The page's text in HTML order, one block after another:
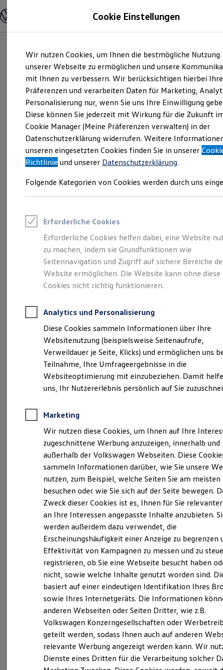
Hauptinhalt
springen
Footer
springen
Modelle und Konfigurator
Modelle vergleichen
Elektroautos
ENERGY Sondermodelle
Nutzfahrzeuge
SUV und CUV
Familienautos
Kombis
Kompaktwagen
Sportwagen
Schnell verfügbare Fahrzeuge
Angebote und Produkte
Aktuelle Angebote
E-Auto-Förderung
Volkswagen Marktplatz
Junge Gebrauchtwagen und Gebrauchtwagen
Saisonangebote
Leasing
Leasing-Angebote
Gebrauchtwagen Leasing
Junge Gebrauchtwagen-Leasing
Elektroauto Leasing
Kleinwagen-Leasing
Leasing ohne Anzahlung
Autokredit mit Schlussrate
Versicherungen und Garantien
Kfz-Versicherung
Restschuldversicherungen
Garantien
Wartungsverträge
Geschäftskunden
Professional Class bei Volkswagen
Großkunden
Behörden
Anpfiff zum Gewinn
Elektroautos
ID. Tutorials
Elektrofahrzeugkonzepte
Reichweite
Reichweite der ID. Modelle
Reichweite im Winter
Laden
Laden unterwegs
Laden Zuhause
Ladezeitensimulator
Batterie
Sicherheit
Garantie und Lebensdauer
Nachhaltigkeit
Technologie
Kosten und Kauf
Verbrauchskosten
Kaufoptionen
E-Auto-Förderung
Software und Konnektivität
Die ID. Software 6
ID. Software Versionen und Updates
Digitale Extras
Schnittstellen zu Ihrem ID.
Volkswagen Economy
Service Rabattaktion
Impressum & Rechtliches)
Was ist der Economy Service
und wer kann ihn nutzen?
Ältere Volkswagen haben einen anderen
Servicebedarf als neue Fahrzeuge. Der Economy
Service ist speziell für Volkswagen Modelle
entwickelt worden, die älter als vier Jahre sind. Er
bietet Ihnen ein vielfältiges Leistungsspektrum mit
zeitwertgerechtem Service und hoher
Ersatzteilqualität. Die Leistungen sind durch
Fachwissen, Volkswagen Teile und langjährige
Erfahrung genau auf Ihr Fahrzeug abgestimmt und
decken nahezu alle Services ab. Die Preise sind
speziell auf das Alter Ihres Fahrzeugs ausgelegt. Bei
der Durchführung der im Serviceplan
Cookie Einstellungen
Wir nutzen Cookies, um Ihnen die bestmögliche Nutzung
unserer Webseite zu ermöglichen und unsere
mit Ihnen zu verbessern. Wir berücksichtigen hierbei Ihre
Präferenzen und verarbeiten Daten für Marketing,
Personalisierung nur, wenn Sie uns Ihre Einwilligung
Diese können Sie jederzeit mit Wirkung für die Zukunft
Cookie Manager (Meine Präferenzen verwalten) in der
Datenschutzerklärung widerrufen. Weitere
unseren eingesetzten Cookies finden Sie in unserer
Richtlinie und unserer Datenschutzerklärung.
Folgende Kategorien von Cookies werden durch uns
Erforderliche Cookies
Erforderliche Cookies helfen dabei, eine Website
zu machen, indem sie Grundfunktionen wie
Seitennavigation und Zugriff auf sichere Bereiche
Website ermöglichen. Die Website kann ohne diese
Cookies nicht richtig funktionieren.
Analytics und Personalisierung
Diese Cookies sammeln Informationen über Ihre
Websitenutzung (beispielsweise Seitenaufrufe,
Verweildauer je Seite, Klicks) und ermöglichen uns
Teilnahme, Ihre Umfrageergebnisse in die
Websiteoptimierung mit einzubeziehen. Damit
uns, Ihr Nutzererlebnis persönlich auf Sie
Marketing
Wir nutzen diese Cookies, um Ihnen auf Ihre
zugeschnittene Werbung anzuzeigen, innerhalb und
außerhalb der Volkswagen Webseiten. Diese
sammeln Informationen darüber, wie Sie unsere
nutzen, zum Beispiel, welche Seiten Sie am meisten
besuchen oder wie Sie sich auf der Seite bewegen.
Zweck dieser Cookies ist es, Ihnen für Sie
an Ihre Interessen angepasste Inhalte anzubieten.
werden außerdem dazu verwendet, die
Erscheinungshäufigkeit einer Anzeige zu begrenzen
Effektivität von Kampagnen zu messen und zu
registrieren, ob Sie eine Webseite besucht haben
nicht, sowie welche Inhalte genutzt worden sind.
basiert auf einer eindeutigen Identifikation Ihres
sowie Ihres Internetgeräts. Die Informationen
anderen Webseiten oder Seiten Dritter, wie z.B.
Volkswagen Konzerngesellschaften oder
geteilt werden, sodass Ihnen auch auf anderen
relevante Werbung angezeigt werden kann. Wir
Dienste eines Dritten für die Verarbeitung solcher